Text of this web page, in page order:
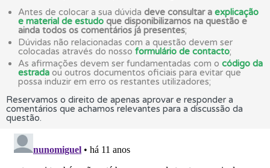
Antes de colocar a sua dúvida deve consultar a explicação
e material de estudo que disponibilizamos na questão e
ainda todos os comentários já presentes;
Dúvidas não relacionadas com a questão devem ser
colocadas através do nosso formulário de contacto;
As afirmações devem ser fundamentadas com o código da
estrada ou outros documentos oficiais para evitar que
possa induzir em erro os restantes utilizadores;
Reservamos o direito de apenas aprovar e responder a
comentários que achamos relevantes para a discussão da
questão.